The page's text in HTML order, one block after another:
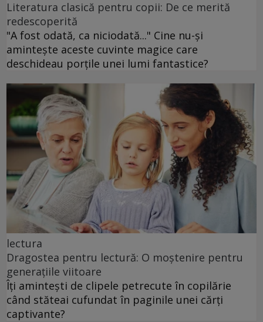
Literatura clasică pentru copii: De ce merită
redescoperită
"A fost odată, ca niciodată..." Cine nu-și
amintește aceste cuvinte magice care
deschideau porțile unei lumi fantastice?
lectura
Dragostea pentru lectură: O moștenire pentru
generațiile viitoare
Îți amintești de clipele petrecute în copilărie
când stăteai cufundat în paginile unei cărți
captivante?